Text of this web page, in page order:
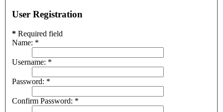
User Registration
* Required field
Name: *
Username: *
Password: *
Confirm Password: *